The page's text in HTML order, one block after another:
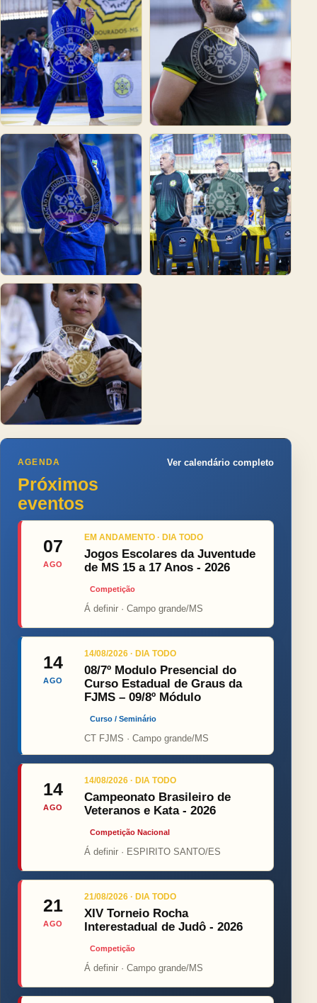
AGENDA
Próximos
eventos
Ver calendário completo
07
AGO
EM ANDAMENTO · DIA TODO
Jogos Escolares da Juventude
de MS 15 a 17 Anos - 2026
Competição
Á definir · Campo grande/MS
14
AGO
14/08/2026 · DIA TODO
08/7º Modulo Presencial do
Curso Estadual de Graus da
FJMS – 09/8º Módulo
Curso / Seminário
CT FJMS · Campo grande/MS
14
AGO
14/08/2026 · DIA TODO
Campeonato Brasileiro de
Veteranos e Kata - 2026
Competição Nacional
Á definir · ESPIRITO SANTO/ES
21
AGO
21/08/2026 · DIA TODO
XIV Torneio Rocha
Interestadual de Judô - 2026
Competição
Á definir · Campo grande/MS